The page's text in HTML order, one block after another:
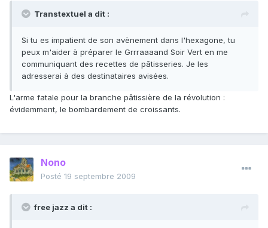
Transtextuel a dit :
Si tu es impatient de son avènement dans l'hexagone, tu
peux m'aider à préparer le Grrraaaand Soir Vert en me
communiquant des recettes de pâtisseries. Je les
adresserai à des destinataires avisées.
L'arme fatale pour la branche pâtissière de la révolution :
évidemment, le bombardement de croissants.
Nono
Posté 19 septembre 2009
free jazz a dit :